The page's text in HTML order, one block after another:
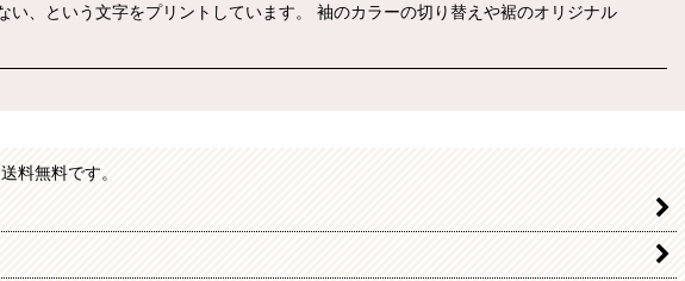
、という文字をプリントしています。 袖のカラーの切り替えや裾のオリジナル
料無料です。